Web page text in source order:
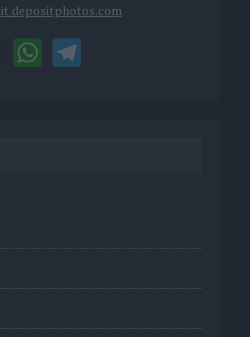
it.depositphotos.com